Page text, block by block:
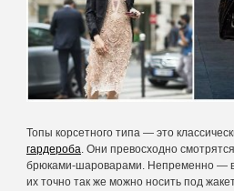
Топы корсетного типа — это
гардероба. Они превосходно
брюками-шароварами. Непременно —
их точно так же можно носить под